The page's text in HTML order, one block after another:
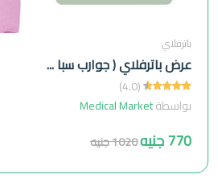
باترفلاي
عرض باترفلاي ( جوارب سبا ...
(4.0)
بواسطةMedical Market
770 جنيه 1020 جنيه